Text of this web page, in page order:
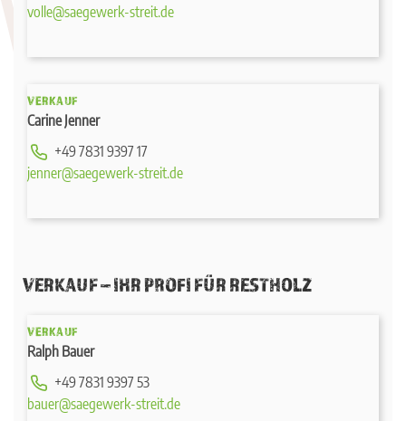
volle@saegewerk-streit.de
VERKAUF
Carine Jenner
+49 7831 9397 17
jenner@saegewerk-streit.de
VERKAUF – IHR PROFI FÜR RESTHOLZ
VERKAUF
Ralph Bauer
+49 7831 9397 53
bauer@saegewerk-streit.de